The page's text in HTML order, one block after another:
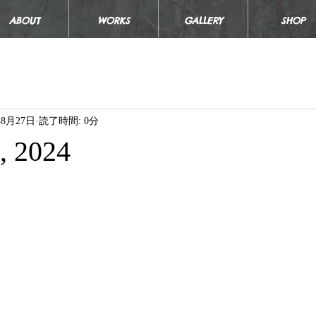
ABOUT WORKS GALLERY SHOP
2024
月27日 読了時間: 0分